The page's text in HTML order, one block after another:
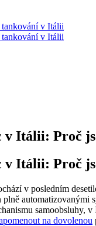
tankování v Itálii
tankování v Itálii
v Itálii: Proč
v Itálii: Proč
v posledním
samoobsluhy,
na dovolenou